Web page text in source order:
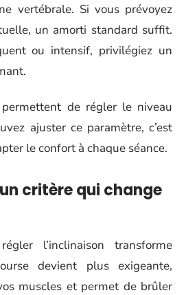
vertébrale. Si vous prévoyez
un amorti standard suffit.
ou intensif, privilégiez un
permettent de régler le niveau
ajuster ce paramètre, c’est
le confort à chaque séance.
critère qui change
l’inclinaison transforme
devient plus exigeante,
muscles et permet de brûler